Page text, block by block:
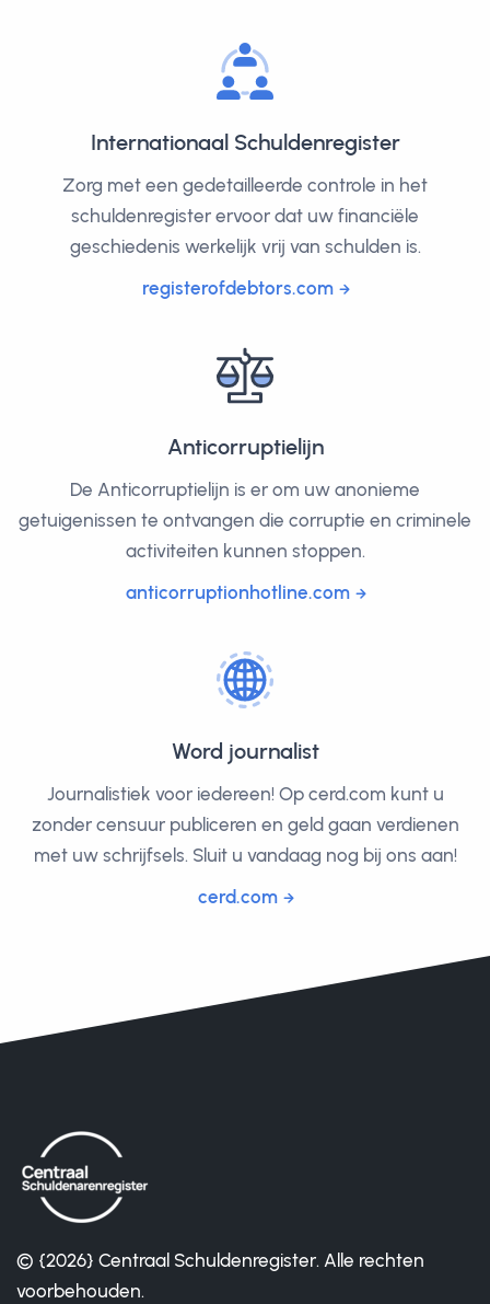
Internationaal Schuldenregister
Zorg met een gedetailleerde controle in het
schuldenregister ervoor dat uw financiële
geschiedenis werkelijk vrij van schulden is.
registerofdebtors.com
Anticorruptielijn
De Anticorruptielijn is er om uw anonieme
getuigenissen te ontvangen die corruptie en criminele
activiteiten kunnen stoppen.
anticorruptionhotline.com
Word journalist
Journalistiek voor iedereen! Op cerd.com kunt u
zonder censuur publiceren en geld gaan verdienen
met uw schrijfsels. Sluit u vandaag nog bij ons aan!
cerd.com
© {2026} Centraal Schuldenregister. Alle rechten
voorbehouden.